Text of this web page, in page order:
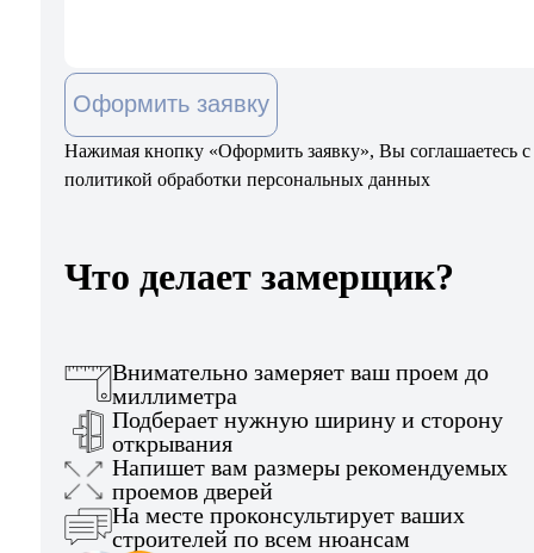
Оформить заявку
Нажимая кнопку «Оформить заявку», Вы соглашаетесь с
политикой обработки персональных данных
Что делает замерщик?
Внимательно замеряет ваш проем до
миллиметра
Подберает нужную ширину и сторону
открывания
Напишет вам размеры рекомендуемых
проемов дверей
На месте проконсультирует ваших
строителей по всем нюансам